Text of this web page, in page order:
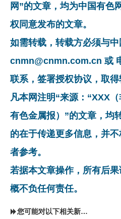
网”的文章，均为中国有色
权同意发布的文章。
如需转载，转载方必须与中
cnmn@cnmn.com.cn 或
联系，签署授权协议，取得
凡本网注明“来源：“XXX
有色金属报）”的文章，均
的在于传递更多信息，并
者参考。
若据本文章操作，所有后
概不负任何责任。
您可能对以下相关新闻同样感兴趣